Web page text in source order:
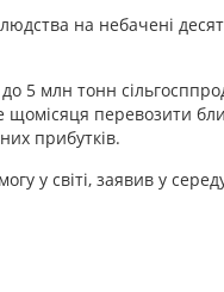
на небачені
5 млн тонн
перевозити
прибутків.
у світі, заявив у